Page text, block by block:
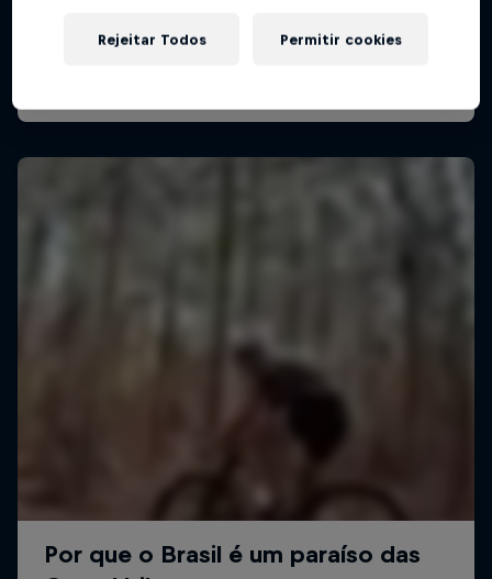
Rejeitar Todos Permitir cookies